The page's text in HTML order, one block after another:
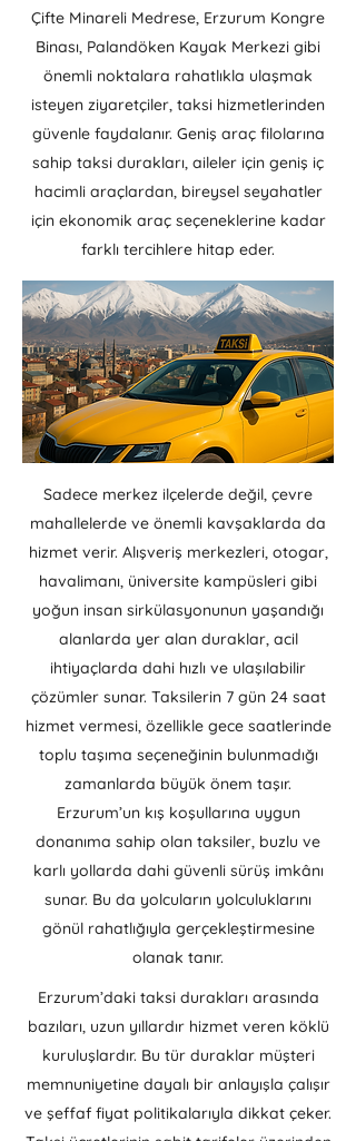
Çifte Minareli Medrese, Erzurum Kongre
Binası, Palandöken Kayak Merkezi gibi
önemli noktalara rahatlıkla ulaşmak
isteyen ziyaretçiler, taksi hizmetlerinden
güvenle faydalanır. Geniş araç filolarına
sahip taksi durakları, aileler için geniş iç
hacimli araçlardan, bireysel seyahatler
için ekonomik araç seçeneklerine kadar
farklı tercihlere hitap eder.
Sadece merkez ilçelerde değil, çevre
mahallelerde ve önemli kavşaklarda da
hizmet verir. Alışveriş merkezleri, otogar,
havalimanı, üniversite kampüsleri gibi
yoğun insan sirkülasyonunun yaşandığı
alanlarda yer alan duraklar, acil
ihtiyaçlarda dahi hızlı ve ulaşılabilir
çözümler sunar. Taksilerin 7 gün 24 saat
hizmet vermesi, özellikle gece saatlerinde
toplu taşıma seçeneğinin bulunmadığı
zamanlarda büyük önem taşır.
Erzurum’un kış koşullarına uygun
donanıma sahip olan taksiler, buzlu ve
karlı yollarda dahi güvenli sürüş imkânı
sunar. Bu da yolcuların yolculuklarını
gönül rahatlığıyla gerçekleştirmesine
olanak tanır.
Erzurum’daki taksi durakları arasında
bazıları, uzun yıllardır hizmet veren köklü
kuruluşlardır. Bu tür duraklar müşteri
memnuniyetine dayalı bir anlayışla çalışır
ve şeffaf fiyat politikalarıyla dikkat çeker.